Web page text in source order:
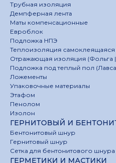
Трубная изоляция
Демпферная лента
Маты компенсационные
Евроблок
Подложка НПЭ
Теплоизоляция самоклеящаяся
Отражающая изоляция (Фольга |
Подложка под теплый пол
Ложементы
Упаковочные материалы
Этафом
Пенолом
Изолон
ГЕРНИТОВЫЙ И
Бентонитовый шнур
Гернитовый шнур
Сетка для бентонитового шнура
ГЕРМЕТИКИ И МАСТИКИ